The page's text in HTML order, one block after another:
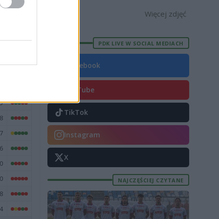
FORMA
Więcej zdjęć
PDK LIVE W SOCIAL MEDIACH
Facebook
YouTube
TikTok
Instagram
X
NAJCZĘŚCIEJ CZYTANE